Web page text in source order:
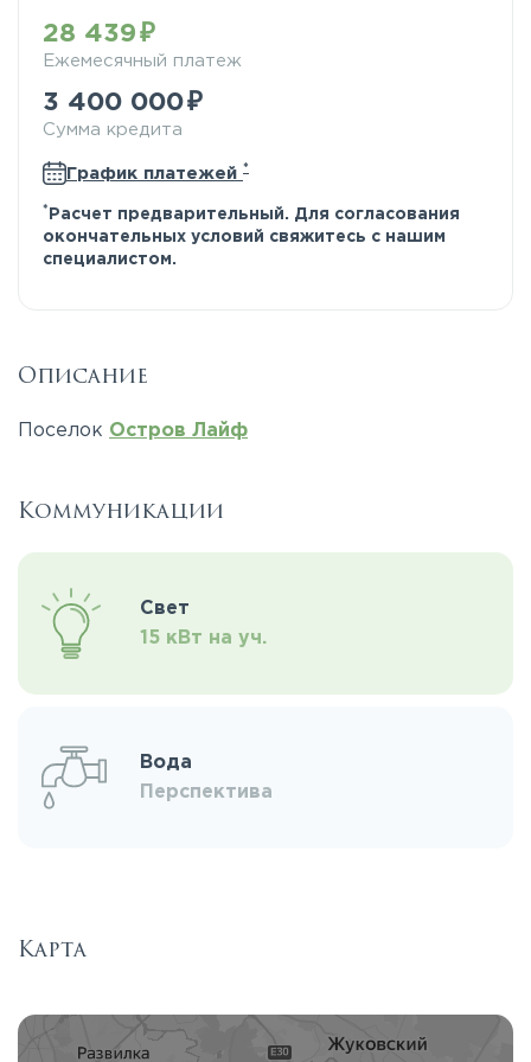
28 439
Ежемесячный платеж
3 400 000
Сумма кредита
График платежей *
* Расчет предварительный. Для согласования
окончательных условий свяжитесь с нашим
специалистом.
Описание
Поселок Остров Лайф
Коммуникации
Свет
15 кВт на уч.
Вода
Перспектива
Карта